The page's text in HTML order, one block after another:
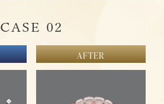
AFTER
CASE 02
AFTER
AFTER
AFTER
AFTER
AFTER
AFTER